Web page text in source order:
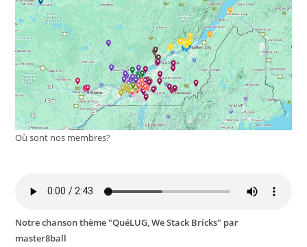
Où sont nos membres?
Notre chanson thème "QuéLUG, We Stack Bricks" par
master8ball